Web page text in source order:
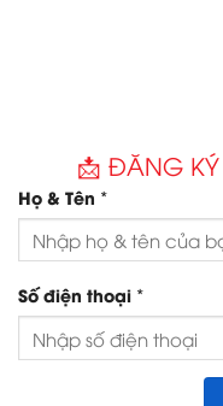
📩 ĐĂNG
Họ & Tên *
Số điện thoại *